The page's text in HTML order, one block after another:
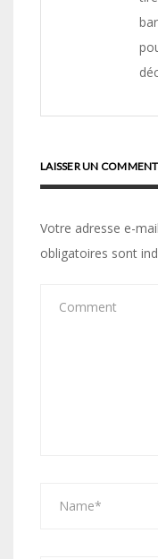
LAISSER UN
Votre adresse e-
obligatoires sont